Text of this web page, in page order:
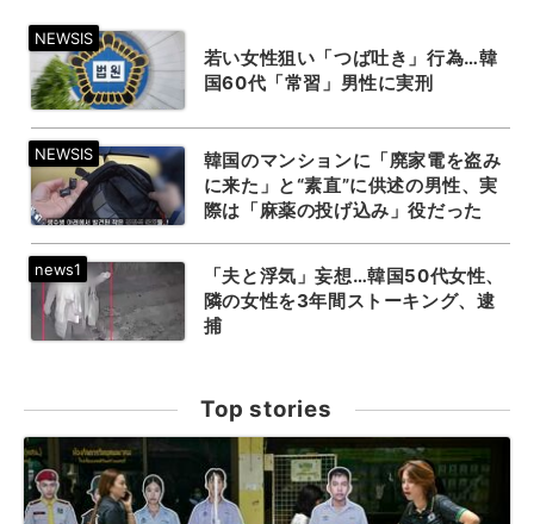
若い女性狙い「つば吐き」行為…韓
国60代「常習」男性に実刑
韓国のマンションに「廃家電を盗み
に来た」と“素直”に供述の男性、実
際は「麻薬の投げ込み」役だった
「夫と浮気」妄想…韓国50代女性、
隣の女性を3年間ストーキング、逮
捕
Top stories